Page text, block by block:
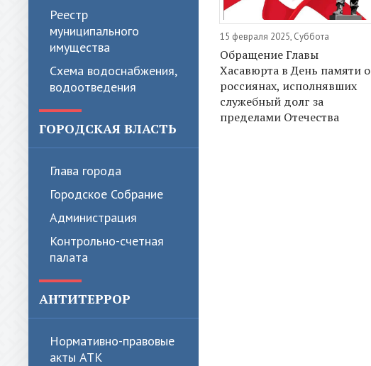
Реестр
муниципального
имущества
Схема водоснабжения,
водоотведения
ГОРОДСКАЯ ВЛАСТЬ
Глава города
Городское Собрание
Администрация
Контрольно-счетная
палата
АНТИТЕРРОР
Нормативно-правовые
акты АТК
15 февраля 2025, Суббота
Обращение Главы
Хасавюрта в День памяти о
россиянах, исполнявших
служебный долг за
пределами Отечества